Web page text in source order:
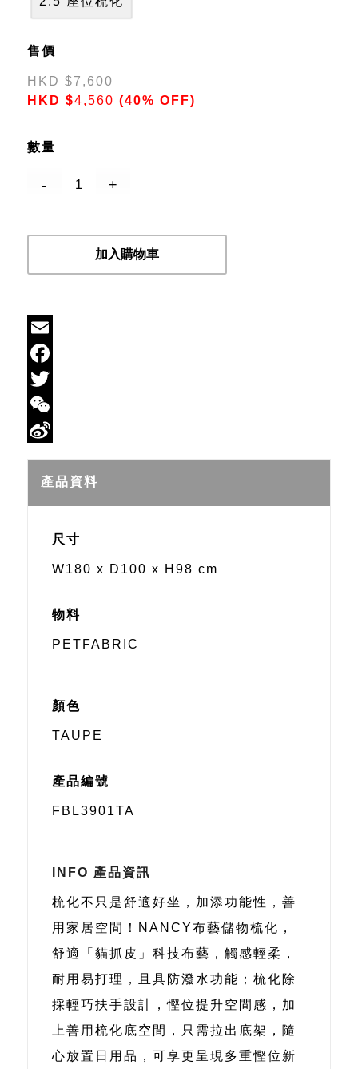
售價
HKD$7,600
HKD $4,560 (40% OFF)
數量
加入購物車
Email
Facebook
Twitter
WeChat
Weibo
產品資料
尺寸
W180 x D100 x H98 cm
物料
PETFABRIC
顏色
TAUPE
產品編號
FBL3901TA
INFO 產品資訊
梳化不只是舒適好坐，加添功能性，善
用家居空間！NANCY布藝儲物梳化，
舒適「貓抓皮」科技布藝，觸感輕柔，
耐用易打理，且具防潑水功能；梳化除
採輕巧扶手設計，慳位提升空間感，加
上善用梳化底空間，只需拉出底架，隨
心放置日用品，可享更呈現多重慳位新